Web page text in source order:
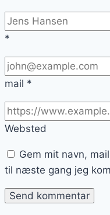
*
mail *
Websted
Gem mit navn,
til næste gang jeg